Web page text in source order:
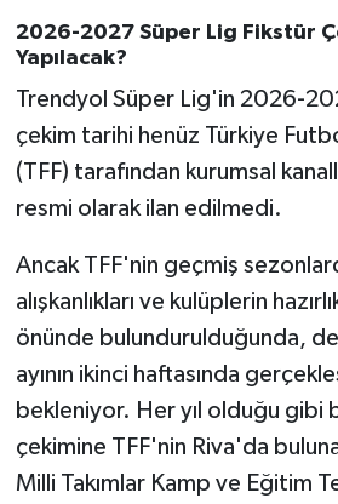
2026-2027 Süper Lig Fikstür
Yapılacak?
Trendyol Süper Lig'in 2026-
çekim tarihi henüz Türkiye
(TFF) tarafından kurumsal
resmi olarak ilan edilmedi.
Ancak TFF'nin geçmiş
alışkanlıkları ve kulüplerin
önünde bulundurulduğunda,
ayının ikinci haftasında
bekleniyor. Her yıl olduğu gibi
çekimine TFF'nin Riva'da
Milli Takımlar Kamp ve Eğitim
OLAY
Resmi İlanlar
SAĞLIK
Savaştepe
SEYAHAT
Sındırgı